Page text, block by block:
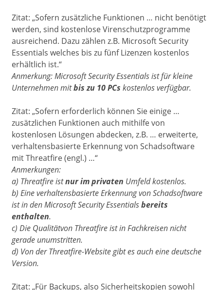
Zitat: „Sofern zusätzliche Funktionen … nicht benötigt
werden, sind kostenlose Virenschutzprogramme
ausreichend. Dazu zählen z.B. MicrosoftSecurity
Essentials welches bis zu fünf Lizenzen kostenlos
erhältlich ist.“
Anmerkung:Microsoft Security Essentialsist für kleine
Unternehmen mitbis zu 10 PCs kostenlos verfügbar.
Zitat: „Sofern erforderlich können Sie einige …
zusätzlichen Funktionen auch mithilfe von
kostenlosen Lösungen abdecken, z.B. … erweiterte,
verhaltensbasierte Erkennung von Schadsoftware
mitThreatfire(engl.) …“
Anmerkungen:
a) Threatfire istnur im privaten Umfeld kostenlos.
b) Eineverhaltensbasierte Erkennung von Schadsoftware
ist in denMicrosoftSecurityEssentialsbereits
enthalten.
c) Die Qualitätvon Threatfire ist in Fachkreisen nicht
gerade unumstritten.
d) Von der Threatfire-Website gibt es auch eine deutsche
Version.
Zitat: „Für Backups, also Sicherheitskopien sowohl